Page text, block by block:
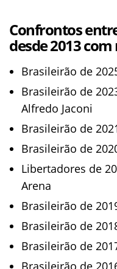
Confrontos
desde 2013
Brasileirão de
Brasileirão de
Alfredo Jaconi
Brasileirão de
Brasileirão de
Libertadores de
Arena
Brasileirão de
Brasileirão de
Brasileirão de
Brasileirão de